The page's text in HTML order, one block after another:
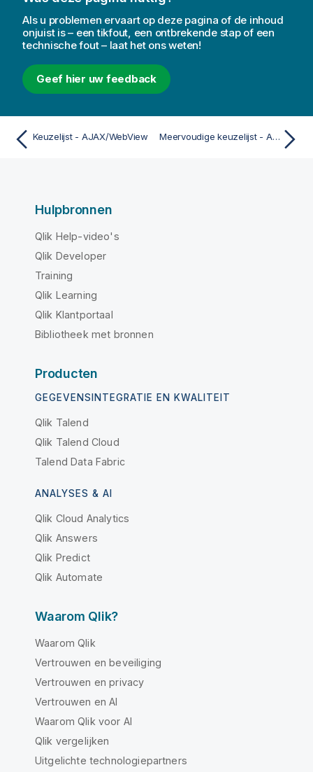
Als u problemen ervaart op deze pagina of de inhoud
onjuist is – een tikfout, een ontbrekende stap of een
technische fout – laat het ons weten!
Geef hier uw feedback
Keuzelijst - AJAX/WebView Meervoudige keuzelijst - AJAX/Webview
Hulpbronnen
Qlik Help-video's
Qlik Developer
Training
Qlik Learning
Qlik Klantportaal
Bibliotheek met bronnen
Producten
GEGEVENSINTEGRATIE EN KWALITEIT
Qlik Talend
Qlik Talend Cloud
Talend Data Fabric
ANALYSES & AI
Qlik Cloud Analytics
Qlik Answers
Qlik Predict
Qlik Automate
Waarom Qlik?
Waarom Qlik
Vertrouwen en beveiliging
Vertrouwen en privacy
Vertrouwen en AI
Waarom Qlik voor AI
Qlik vergelijken
Uitgelichte technologiepartners